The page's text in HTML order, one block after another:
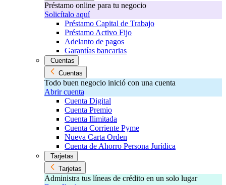
Préstamo online para tu negocio
Solicítalo aquí
Préstamo Capital de Trabajo
Préstamo Activo Fijo
Adelanto de pagos
Garantías bancarias
Cuentas
Cuentas
Todo buen negocio inició con una cuenta
Abrir cuenta
Cuenta Digital
Cuenta Premio
Cuenta Ilimitada
Cuenta Corriente Pyme
Nueva Carta Orden
Cuenta de Ahorro Persona Jurídica
Tarjetas
Tarjetas
Administra tus líneas de crédito en un solo lugar